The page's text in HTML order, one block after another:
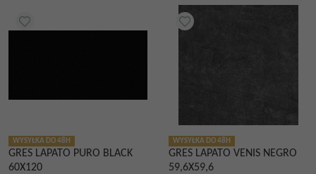
WYSYŁKA DO 48H
GRES LAPATO PURO BLACK
60X120
WYSYŁKA DO 48H
GRES LAPATO VENIS NEGRO
59,6X59,6